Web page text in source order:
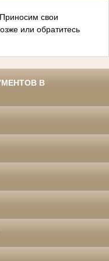
свои
или обратитесь
В